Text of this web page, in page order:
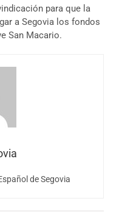
para que la
a Segovia los fondos
San Macario.
de Segovia